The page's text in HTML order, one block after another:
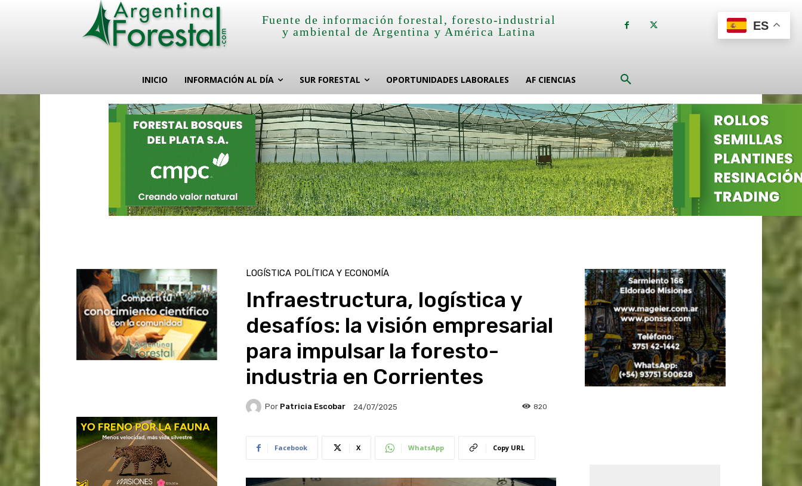
Fuente de información forestal, foresto-industrial
y ambiental de Argentina y América Latina
INICIO INFORMACIÓN AL DÍA SUR FORESTAL OPORTUNIDADES LABORALES AF CIENCIAS
LOGÍSTICA POLÍTICA Y ECONOMÍA
Infraestructura, logística y
desafíos: la visión empresarial
para impulsar la foresto-
industria en Corrientes
Por Patricia Escobar 24/07/2025 820
Facebook X WhatsApp Copy URL
ES